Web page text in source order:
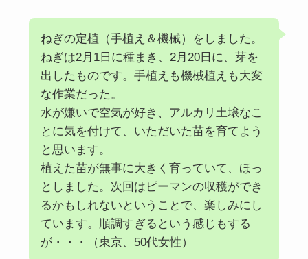
ねぎの定植（手植え＆機械）をしました。
ねぎは2月1日に種まき、2月20日に、芽を
出したものです。手植えも機械植えも大変
な作業だった。
水が嫌いで空気が好き、アルカリ土壌なこ
とに気を付けて、いただいた苗を育てよう
と思います。
植えた苗が無事に大きく育っていて、ほっ
としました。次回はピーマンの収穫ができ
るかもしれないということで、楽しみにし
ています。順調すぎるという感じもする
が・・・（東京、50代女性）